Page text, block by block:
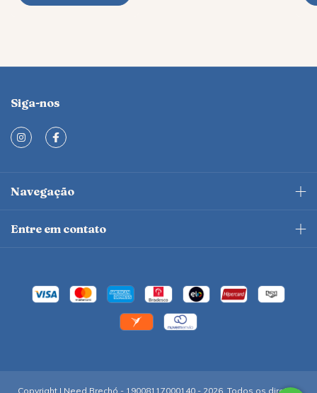
Siga-nos
Navegação
Entre em contato
Copyright I Need Brechó - 19008117000140 - 2026. Todos os direitos